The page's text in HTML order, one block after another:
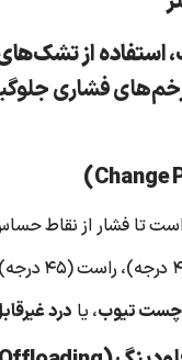
،استفاده از
فشاری
تا فشار از نقاط
چست تیوب، یا درد